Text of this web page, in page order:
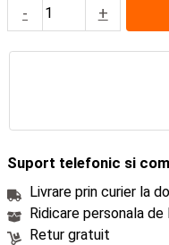
- +
Suport telefonic si
Livrare prin curier la
Ridicare personala de
Retur gratuit